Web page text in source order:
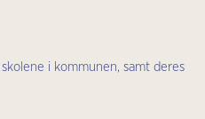
i kommunen, samt deres